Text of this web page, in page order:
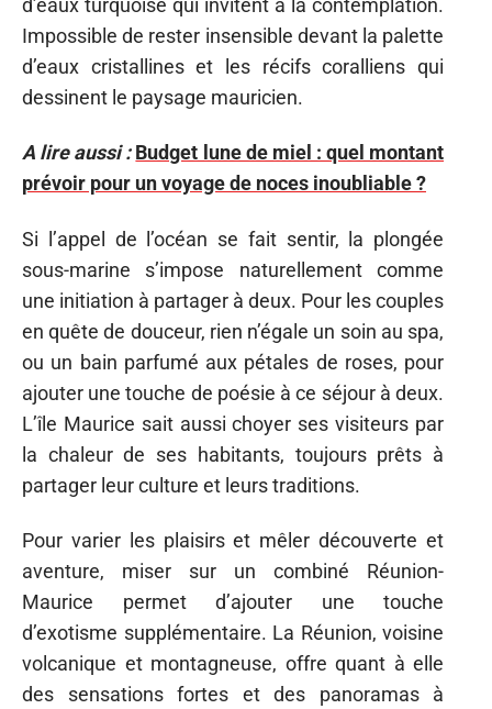
Impossible de rester insensible devant la palette
d’eaux cristallines et les récifs coralliens qui
dessinent le paysage mauricien.
A lire aussi : Budget lune de miel : quel montant
prévoir pour un voyage de noces inoubliable ?
Si l’appel de l’océan se fait sentir, la plongée
sous-marine s’impose naturellement comme
une initiation à partager à deux. Pour les couples
en quête de douceur, rien n’égale un soin au spa,
ou un bain parfumé aux pétales de roses, pour
ajouter une touche de poésie à ce séjour à deux.
L’île Maurice sait aussi choyer ses visiteurs par
la chaleur de ses habitants, toujours prêts à
partager leur culture et leurs traditions.
Pour varier les plaisirs et mêler découverte et
aventure, miser sur un combiné Réunion-
Maurice permet d’ajouter une touche
d’exotisme supplémentaire. La Réunion, voisine
volcanique et montagneuse, offre quant à elle
des sensations fortes et des panoramas à